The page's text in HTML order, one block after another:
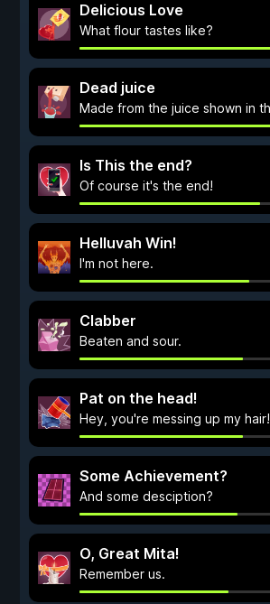
Delicious Love
What flour tastes like?
Dead juice
Made from the juice shown in
Is This the end?
Of course it's the end!
Helluvah Win!
I'm not here.
Clabber
Beaten and sour.
Pat on the head!
Hey, you're messing up my hair!
Some Achievement?
And some desciption?
O, Great Mita!
Remember us.